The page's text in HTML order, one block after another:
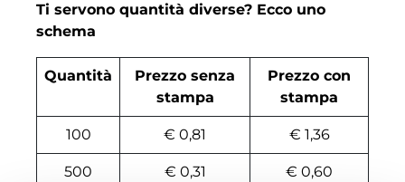
Ti servono quantità diverse? Ecco uno
schema
Quantità
Prezzo senza
stampa
Prezzo con
stampa
100 € 0,81 € 1,36
500 € 0,31 € 0,60